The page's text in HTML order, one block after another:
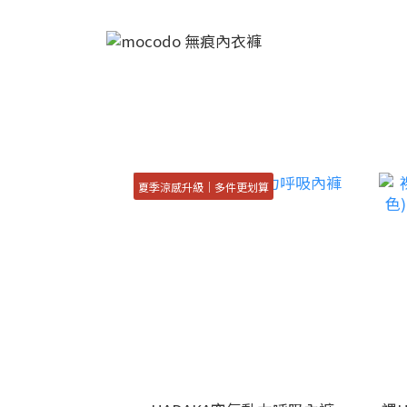
夏季涼感升級｜多件更划算